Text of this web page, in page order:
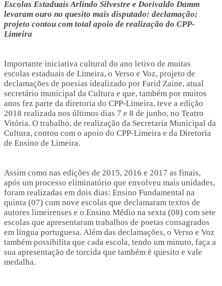
Escolas Estaduais Arlindo Silvestre e Dorivaldo Damm
levaram ouro no quesito mais disputado: declamação;
projeto contou com total apoio de realização do CPP-
Limeira
Importante iniciativa cultural do ano letivo de muitas
escolas estaduais de Limeira, o Verso e Voz, projeto de
declamações de poesias idealizado por Farid Zaine, atual
secretário municipal da Cultura e que, também por muitos
anos fez parte da diretoria do CPP-Limeira, teve a edição
2018 realizada nos últimos dias 7 e 8 de junho, no Teatro
Vitória. O trabalho, de realização da Secretaria Municipal da
Cultura, contou com o apoio do CPP-Limeira e da Diretoria
de Ensino de Limeira.
Assim como nas edições de 2015, 2016 e 2017 as finais,
após um processo eliminatório que envolveu mais unidades,
foram realizadas em dois dias: Ensino Fundamental na
quinta (07) com nove escolas que declamaram textos de
autores limeirenses e o Ensino Médio na sexta (08) com sete
escolas que apresentaram trabalhos de poetas consagrados
em língua portuguesa. Além das declamações, o Verso e Voz
também possibilita que cada escola, tendo um minuto, faça a
sua apresentação de torcida que também é quesito e vale
medalha.